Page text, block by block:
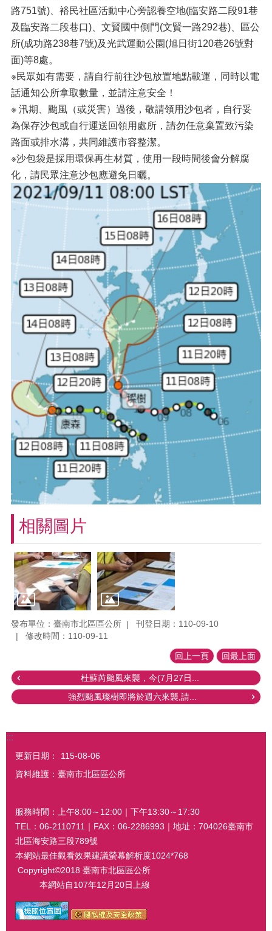
路751號)、裕民社區活動中心旁認養空地(臨安路二段91巷
及臨安路二段巷口)、文賢國中側門(文賢一路292巷)、區公
所(成功路238巷7號)及光武運動公園(旭日街120巷26號對
面)等8處。
※民眾如有需要，請自行前往沙包放置地點載運，同時以電
話通知公所拿取數量，並請注意安全！
※ 汛期、颱風（或災害）過後，敬請領用沙包者，自行妥
為保存沙包或自行運送回領用處所，請勿任意棄置致污染
路面或排水溝，共同維護市容整潔。
※沙包袋是採用環保再生材質，使用一段時間後會分解腐
化，請民眾注意沙包應避免日曬。
相關圖片
發布單位：臺南市北區區公所
刊登日期：110-09-10
修改時間：110-09-11
回上一頁 回最上面
杜蘇芮颱風來襲，今(7月27日...
強烈颱風璨樹即將於週六來襲,請...
:::
更新日期：
115-08-06
資料維護：臺南市北區區公所
服務時間：上午8:00～12:00｜下午13:30～17:30
TEL：06-2110711｜FAX：06-2286993｜地址：704026臺南市
北區海安路三段789號
本網站最佳觀看效果建議螢幕解析度1024*768
Copyright©2018 臺南市北區區公所
本網站自107年12月20日上線